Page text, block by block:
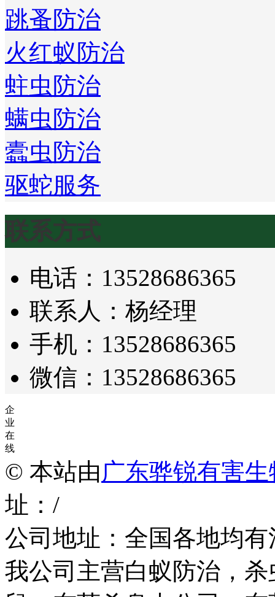
跳蚤防治
火红蚁防治
蛀虫防治
螨虫防治
蠹虫防治
驱蛇服务
联系方式
电话：13528686365
联系人：杨经理
手机：13528686365
微信：13528686365
企
业
在
线
© 本站由 广东骅锐有害
址：/
公司地址：全国各地均
我公司主营白蚁防治，